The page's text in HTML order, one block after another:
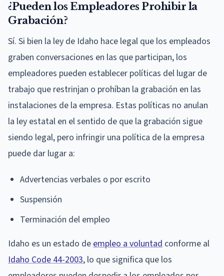
¿Pueden los Empleadores Prohibir la
Grabación?
Sí. Si bien la ley de Idaho hace legal que los empleados
graben conversaciones en las que participan, los
empleadores pueden establecer políticas del lugar de
trabajo que restrinjan o prohíban la grabación en las
instalaciones de la empresa. Estas políticas no anulan
la ley estatal en el sentido de que la grabación sigue
siendo legal, pero infringir una política de la empresa
puede dar lugar a:
Advertencias verbales o por escrito
Suspensión
Terminación del empleo
Idaho es un estado deempleo a voluntad conforme al
Idaho Code 44-2003, lo que significa que los